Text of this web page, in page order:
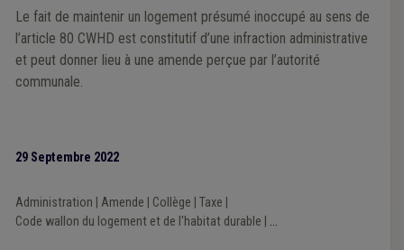
Le fait de maintenir un logement présumé inoccupé au sens de
l’article 80 CWHD est constitutif d’une infraction administrative
et peut donner lieu à une amende perçue par l’autorité
communale.
29 Septembre 2022
Administration Amende Collège Taxe
Code wallon du logement et de l'habitat durable
...